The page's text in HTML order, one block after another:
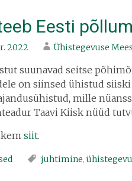
Eesti
2022 Ühistegevuse
suunavad seitse
on siinsed ühistud
mille
Taavi Kiisk nüüd
siit.
juhtimine,